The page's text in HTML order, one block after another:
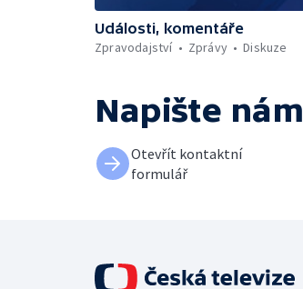
Události, komentáře
Zpravodajství
Zprávy Diskuze
Napište nám
Otevřít kontaktní
formulář